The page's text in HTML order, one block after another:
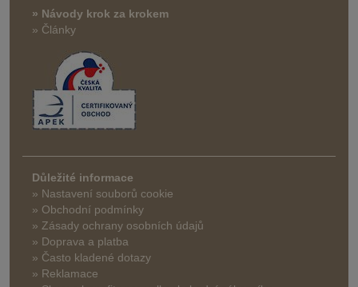
» Návody krok za krokem
» Články
Důležité informace
» Nastavení souborů cookie
» Obchodní podmínky
» Zásady ochrany osobních údajů
» Doprava a platba
» Často kladené dotazy
» Reklamace